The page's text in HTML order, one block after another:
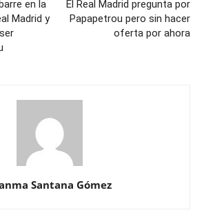
en la
Madrid y
El Real Madrid pregunta por
Papapetrou pero sin hacer
oferta por ahora
Santana Gómez